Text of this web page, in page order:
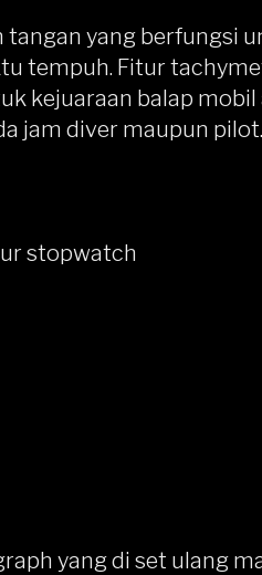
tangan yang berfungsi
tempuh. Fitur
kejuaraan balap mobil
jam diver maupun pilot.
stopwatch
yang di set ulang